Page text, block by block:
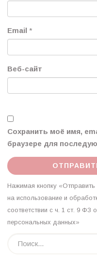
Email *
Веб-сайт
Сохранить моё имя,
браузере для
Нажимая кнопку
на использование и
соответствии с ч. 1 ст. 9 ФЗ
персональных данных»